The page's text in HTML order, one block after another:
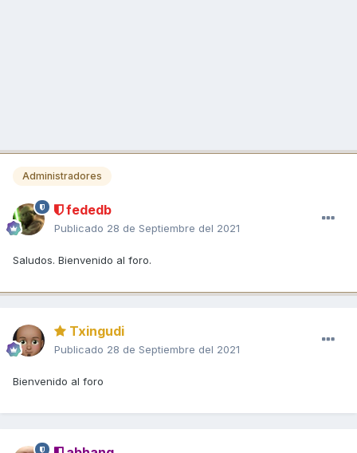
Administradores
fededb
Publicado 28 de Septiembre del 2021
Saludos. Bienvenido al foro.
Txingudi
Publicado 28 de Septiembre del 2021
Bienvenido al foro